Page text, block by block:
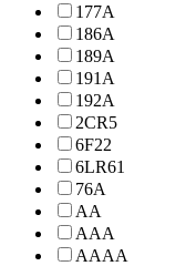
177A
186A
189A
191A
192A
2CR5
6F22
6LR61
76A
AA
AAA
AAAA